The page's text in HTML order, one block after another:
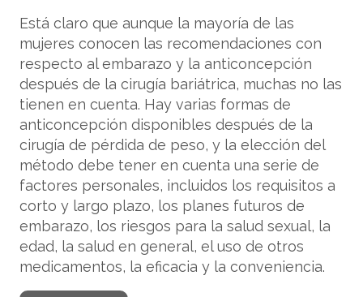
Está claro que aunque la mayoría de las
mujeres conocen las recomendaciones con
respecto al embarazo y la anticoncepción
después de la cirugía bariátrica, muchas no las
tienen en cuenta. Hay varias formas de
anticoncepción disponibles después de la
cirugía de pérdida de peso, y la elección del
método debe tener en cuenta una serie de
factores personales, incluidos los requisitos a
corto y largo plazo, los planes futuros de
embarazo, los riesgos para la salud sexual, la
edad, la salud en general, el uso de otros
medicamentos, la eficacia y la conveniencia.